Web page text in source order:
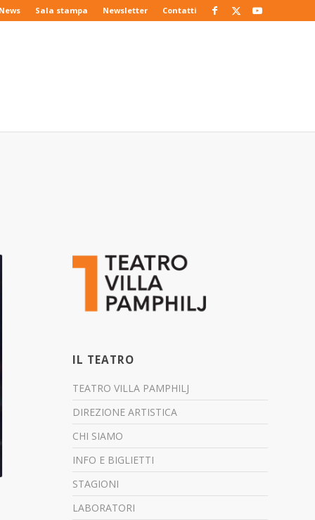
Sala stampa Newsletter Contatti
IL TEATRO
TEATRO VILLA PAMPHILJ
DIREZIONE ARTISTICA
CHI SIAMO
INFO E BIGLIETTI
STAGIONI
LABORATORI